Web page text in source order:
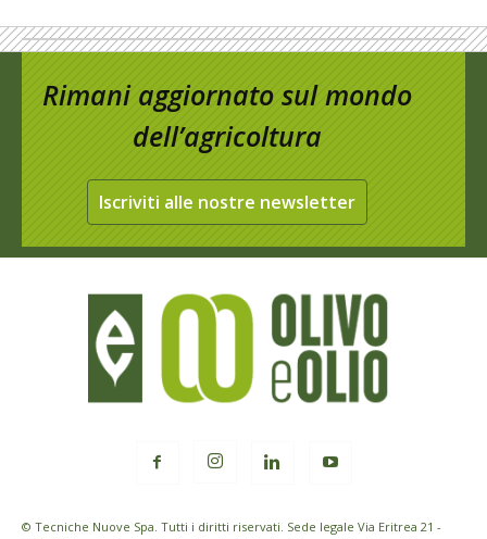
Rimani aggiornato sul mondo
dell’agricoltura
Iscriviti alle nostre newsletter
© Tecniche Nuove Spa. Tutti i diritti riservati. Sede legale Via Eritrea 21 -